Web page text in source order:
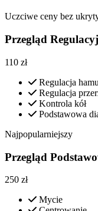
Uczciwe ceny bez
Przegląd
110 zł
Regulacja
Regulacja
Kontrola kół
Podstawowa
Najpopularniejszy
Przegląd
250 zł
Mycie